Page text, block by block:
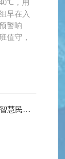
，用
早在入
警响
值守，
二二四团招商引资工作稳步推进昆玉智慧民生物流港项目实现招商新突破